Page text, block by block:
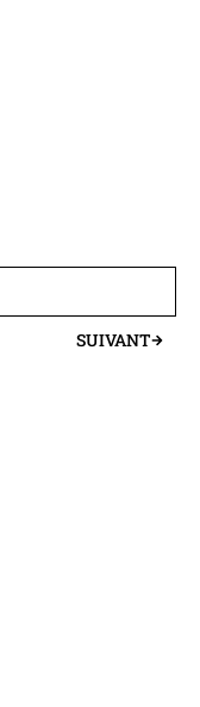
SUIVANTSuivant